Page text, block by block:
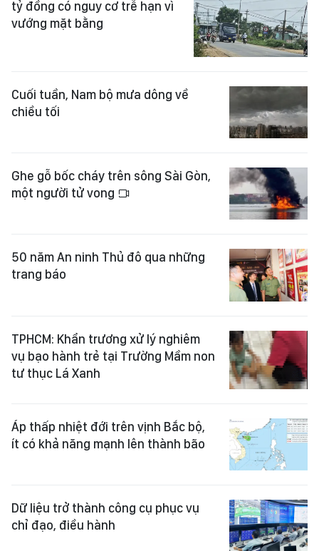
tỷ đồng có nguy cơ trễ hạn vì
vướng mặt bằng
Cuối tuần, Nam bộ mưa dông về
chiều tối
Ghe gỗ bốc cháy trên sông Sài Gòn,
một người tử vong
50 năm An ninh Thủ đô qua những
trang báo
TPHCM: Khẩn trương xử lý nghiêm
vụ bạo hành trẻ tại Trường Mầm non
tư thục Lá Xanh
Áp thấp nhiệt đới trên vịnh Bắc bộ,
ít có khả năng mạnh lên thành bão
Dữ liệu trở thành công cụ phục vụ
chỉ đạo, điều hành